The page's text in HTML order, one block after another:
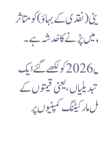
(نقدی کے بہاؤ) کو متاثر
پڑنے کا خدشہ ہے۔
وفاقی وزیر برائے توانائی (پٹرولیم ڈویژن) علی پرویز ملک کو 13 اپریل 2026 کو لکھے گئے ایک
یعنی قیمتوں کے
مارکیٹنگ کمپنیوں پر